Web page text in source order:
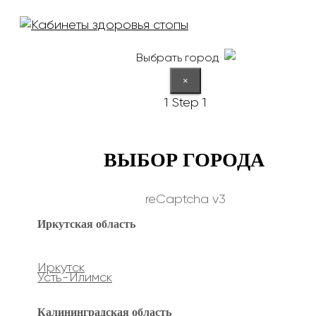
Выбрать город
×
1 Step 1
ВЫБОР ГОРОДА
reCaptcha v3
Иркутская область
Иркутск
Усть-Илимск
Калининградская область